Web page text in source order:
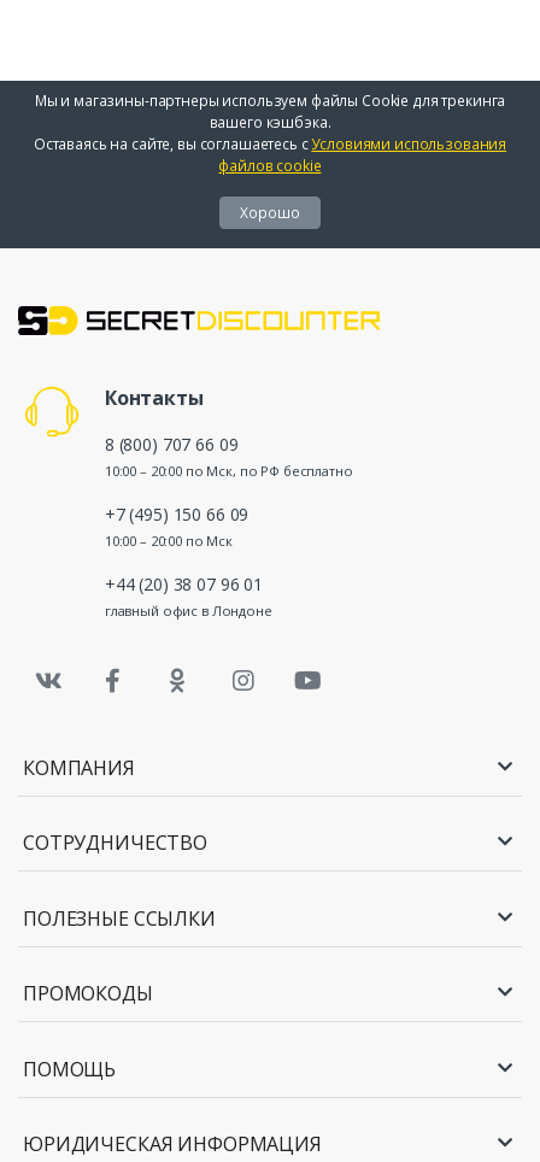
Мы и магазины-партнеры используем файлы Cookie для трекинга
вашего кэшбэка.
Оставаясь на сайте, вы соглашаетесь сУсловиями использования
файлов cookie
Хорошо
Контакты
8 (800) 707 66 09
10:00 – 20:00 по Мск, по РФ бесплатно
+7 (495) 150 66 09
10:00 – 20:00 по Мск
+44 (20) 38 07 96 01
главный офис в Лондоне
КОМПАНИЯ
СОТРУДНИЧЕСТВО
ПОЛЕЗНЫЕ ССЫЛКИ
ПРОМОКОДЫ
ПОМОЩЬ
ЮРИДИЧЕСКАЯ ИНФОРМАЦИЯ